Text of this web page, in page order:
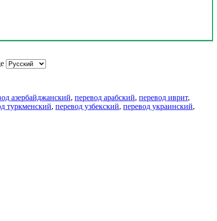
азербайджанский, перевод арабский, перевод иврит,
туркменский, перевод узбекский, перевод украинский,